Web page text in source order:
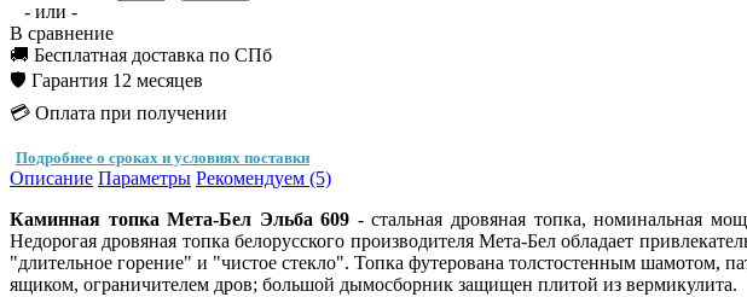
- или -
В сравнение
🚚 Бесплатная доставка по СПб
🛡️ Гарантия 12 месяцев
💳 Оплата при получении
Подробнее о сроках и условиях поставки
Описание Параметры Рекомендуем (5)
Каминная топка Мета-Бел Эльба 609 - стальная дровяная топка, номинальная
Недорогая дровяная топка белорусского производителя Мета-Бел обладает
"длительное горение" и "чистое стекло". Топка футерована толстостенным шамотом,
ящиком, ограничителем дров; большой дымосборник защищен плитой из вермикулита.